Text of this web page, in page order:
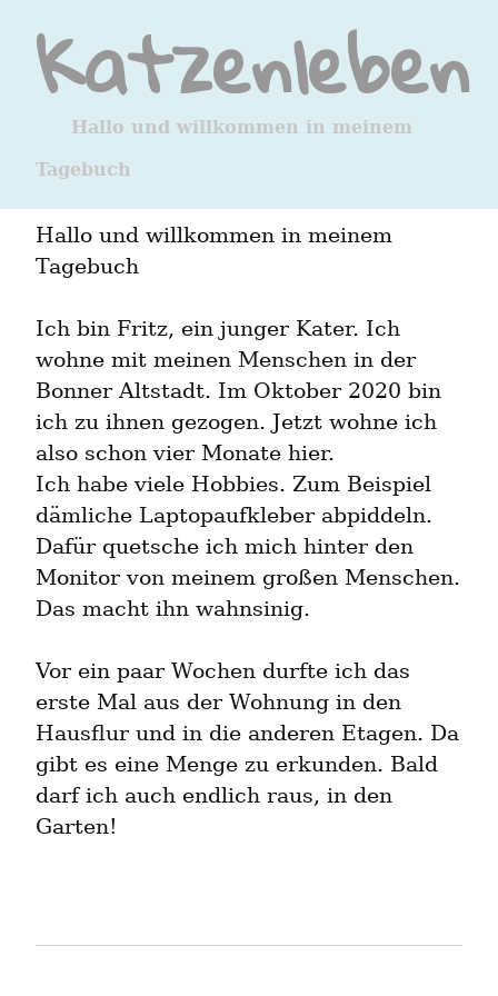
Katzenleben
Hallo und willkommen in meinem
Tagebuch
Hallo und willkommen in meinem
Tagebuch
Ich bin Fritz, ein junger Kater. Ich
wohne mit meinen Menschen in der
Bonner Altstadt. Im Oktober 2020 bin
ich zu ihnen gezogen. Jetzt wohne ich
also schon vier Monate hier.
Ich habe viele Hobbies. Zum Beispiel
dämliche Laptopaufkleber abpiddeln.
Dafür quetsche ich mich hinter den
Monitor von meinem großen Menschen.
Das macht ihn wahnsinig.
Vor ein paar Wochen durfte ich das
erste Mal aus der Wohnung in den
Hausflur und in die anderen Etagen. Da
gibt es eine Menge zu erkunden. Bald
darf ich auch endlich raus, in den
Garten!